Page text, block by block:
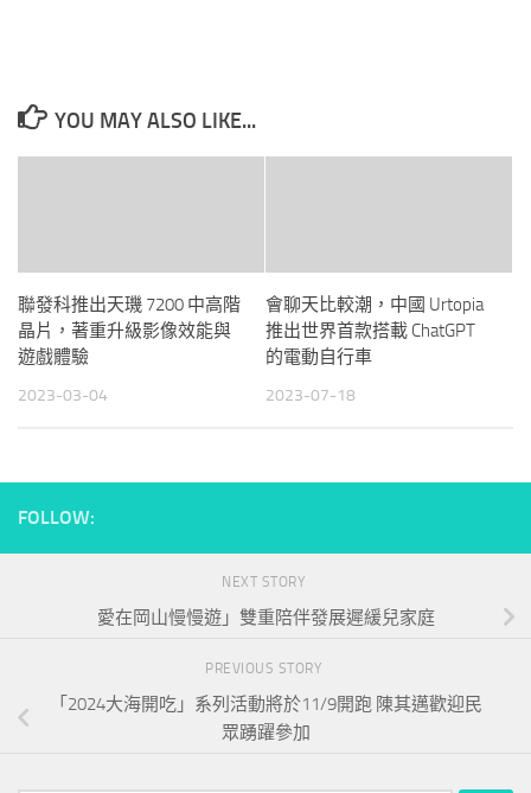
YOU MAY ALSO LIKE...
聯發科推出天璣 7200 中高階
晶片，著重升級影像效能與
遊戲體驗
2023-03-04
會聊天比較潮，中國 Urtopia
推出世界首款搭載 ChatGPT
的電動自行車
2023-07-18
FOLLOW:
NEXT STORY
愛在岡山慢慢遊」雙重陪伴發展遲緩兒家庭
PREVIOUS STORY
「2024大海開吃」系列活動將於11/9開跑 陳其邁歡迎民
眾踴躍參加